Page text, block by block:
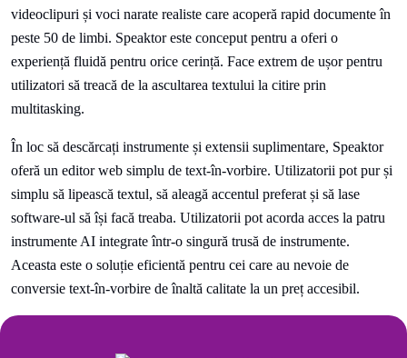
videoclipuri și voci narate realiste care acoperă rapid documente în
peste 50 de limbi. Speaktor este conceput pentru a oferi o
experiență fluidă pentru orice cerință. Face extrem de ușor pentru
utilizatori să treacă de la ascultarea textului la citire prin
multitasking.
În loc să descărcați instrumente și extensii suplimentare, Speaktor
oferă un editor web simplu de text-în-vorbire. Utilizatorii pot pur și
simplu să lipească textul, să aleagă accentul preferat și să lase
software-ul să își facă treaba. Utilizatorii pot acorda acces la patru
instrumente AI integrate într-o singură trusă de instrumente.
Aceasta este o soluție eficientă pentru cei care au nevoie de
conversie text-în-vorbire de înaltă calitate la un preț accesibil.